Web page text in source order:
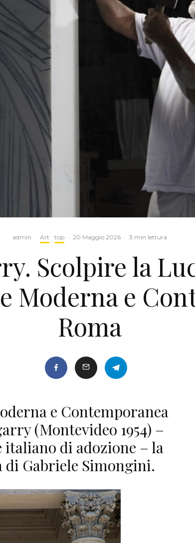
admin · Art top · 20 Maggio 2026 · 3 min lettura
Scolpire la
Moderna e
Roma
e Contemporanea
(Montevideo 1954) –
di adozione – la
di Gabriele Simongini.